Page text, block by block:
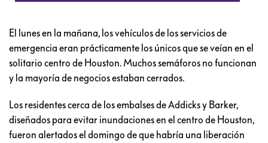
El lunes en la mañana, los vehículos de los servicios de
emergencia eran prácticamente los únicos que se veían en el
solitario centro de Houston. Muchos semáforos no funcionan
y la mayoría de negocios estaban cerrados.
Los residentes cerca de los embalses de Addicks y Barker,
diseñados para evitar inundaciones en el centro de Houston,
fueron alertados el domingo de que habría una liberación